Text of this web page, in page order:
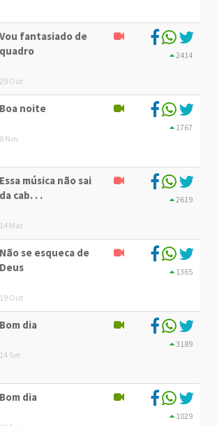
Vou fantasiado de
quadro
29 Out
2414
Boa noite
8 Nov
1767
Essa música não sai
da cab. . .
14 Mar
2619
Não se esqueca de
Deus
19 Out
1365
Bom dia
14 Set
3189
Bom dia
1029